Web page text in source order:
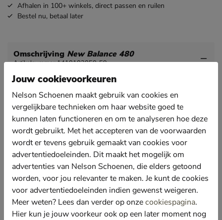
Afhalen in 100+ winkels, direct passen en ruilen
Bestel nu, betaal later
Omschrijving New Balance 480
Artikelnummer 1410102050-59
Deze leuke sneakers in retro-stijl worden zeker weten
jouw favoriet!
Uitgevoerd in leer en imitatieleer met perforatie op de
neus. Zo kan de warmte makkelijk weggevoerd
worden uit de schoen.
Gevoerd met zacht textiel en voorzien van wattering
in de hielkap en enkelkraag voor meer comfort.
Bevat een foam voetbed met textielen bekleding die
voor een fijne demping zorgt tijdens het lopen.
Afgewerkt met een gripvaste rubberen loopzool.
Jouw cookievoorkeuren
Nelson Schoenen maakt gebruik van cookies en
vergelijkbare technieken om haar website goed te
kunnen laten functioneren en om te analyseren hoe deze
wordt gebruikt. Met het accepteren van de voorwaarden
wordt er tevens gebruik gemaakt van cookies voor
advertentiedoeleinden. Dit maakt het mogelijk om
advertenties van Nelson Schoenen, die elders getoond
worden, voor jou relevanter te maken. Je kunt de cookies
voor advertentiedoeleinden indien gewenst weigeren.
Meer weten? Lees dan verder op onzecookiespagina.
Hier kun je jouw voorkeur ook op een later moment nog